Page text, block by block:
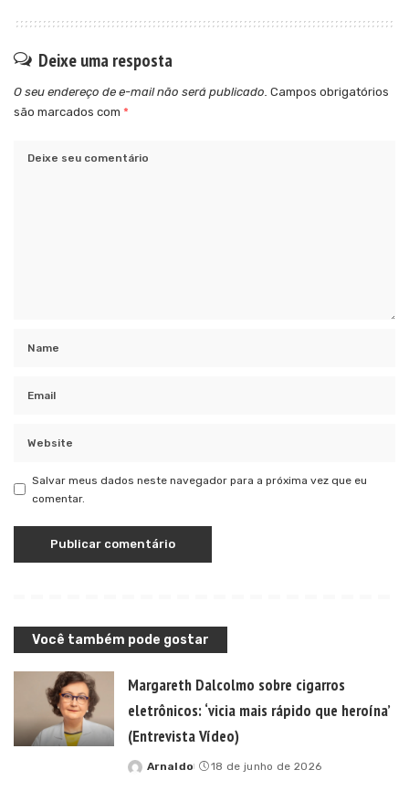
Deixe uma resposta
O seu endereço de e-mail não será publicado. Campos obrigatórios
são marcados com *
Salvar meus dados neste navegador para a próxima vez que eu
comentar.
Você também pode gostar
Margareth Dalcolmo sobre cigarros
eletrônicos: ‘vicia mais rápido que heroína’
(Entrevista Vídeo)
Posted
Arnaldo 18 de junho de 2026